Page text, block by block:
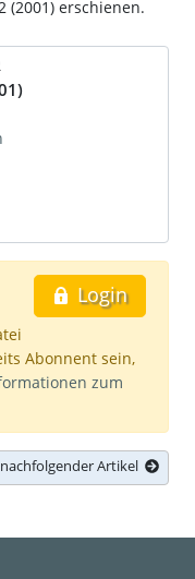
(2001) erschienen.
Login
Abonnent sein,
zum
nachfolgender Artikel